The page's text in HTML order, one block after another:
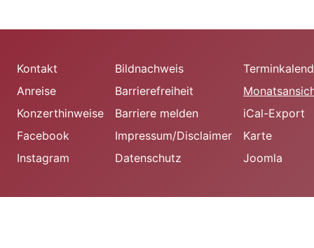
Kontakt
Anreise
Konzerthinweise
Facebook
Instagram
Bildnachweis
Barrierefreiheit
Barriere melden
Impressum/Disclaimer
Datenschutz
iCal-Export
Karte
Joomla